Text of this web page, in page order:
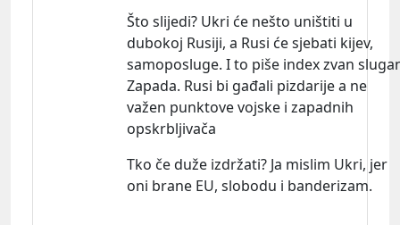
Što slijedi? Ukri će nešto uništiti u
dubokoj Rusiji, a Rusi će sjebati kijev,
samoposluge. I to piše index zvan
Zapada. Rusi bi gađali pizdarije a ne
važen punktove vojske i zapadnih
opskrbljivača
Tko če duže izdržati? Ja mislim Ukri, jer
oni brane EU, slobodu i banderizam.